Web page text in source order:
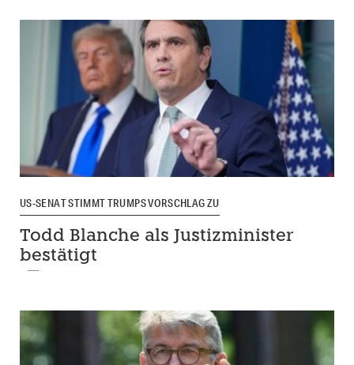
US-SENAT STIMMT TRUMPS VORSCHLAG ZU
Todd Blanche als Justizminister
bestätigt